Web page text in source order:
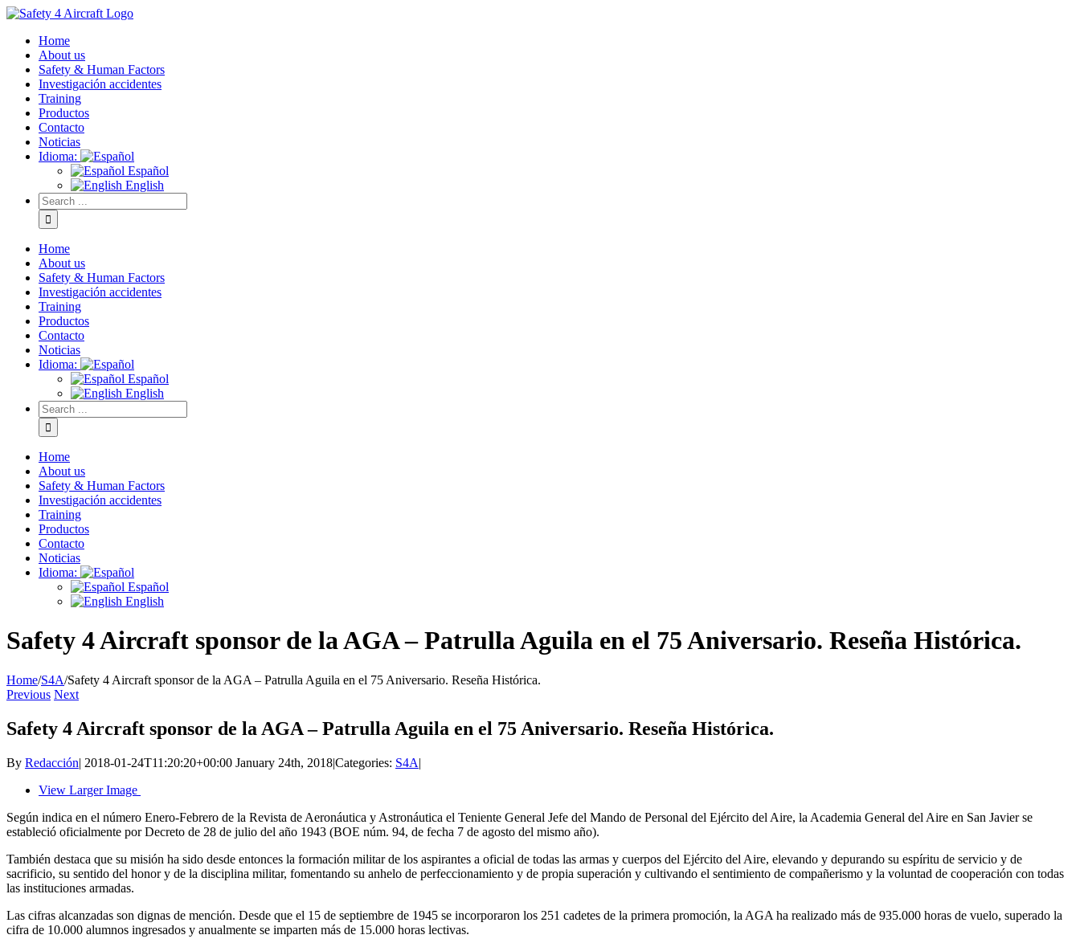
Home
About us
Safety & Human Factors
Investigación accidentes
Training
Productos
Contacto
Noticias
Idioma:
Español
English
Home
About us
Safety & Human Factors
Investigación accidentes
Training
Productos
Contacto
Noticias
Idioma:
Español
English
Home
About us
Safety & Human Factors
Investigación accidentes
Training
Productos
Contacto
Noticias
Idioma:
Español
English
Safety 4 Aircraft sponsor de la AGA – Patrulla Aguila en el 75 Aniversario. Reseña Histórica.
Home/S4A/Safety 4 Aircraft sponsor de la AGA – Patrulla Aguila en el 75 Aniversario. Reseña Histórica.
Previous Next
Safety 4 Aircraft sponsor de la AGA – Patrulla Aguila en el 75 Aniversario. Reseña Histórica.
By Redacción| 2018-01-24T11:20:20+00:00 January 24th, 2018|Categories: S4A|
View Larger Image
Según indica en el número Enero-Febrero de la Revista de Aeronáutica y Astronáutica el Teniente General Jefe del Mando de Personal del Ejército del Aire, la Academia General del Aire en San Javier se
estableció oficialmente por Decreto de 28 de julio del año 1943 (BOE núm. 94, de fecha 7 de agosto del mismo año).
También destaca que su misión ha sido desde entonces la formación militar de los aspirantes a oficial de todas las armas y cuerpos del Ejército del Aire, elevando y depurando su espíritu de servicio y de
sacrificio, su sentido del honor y de la disciplina militar, fomentando su anhelo de perfeccionamiento y de propia superación y cultivando el sentimiento de compañerismo y la voluntad de cooperación con todas
las instituciones armadas.
Las cifras alcanzadas son dignas de mención. Desde que el 15 de septiembre de 1945 se incorporaron los 251 cadetes de la primera promoción, la AGA ha realizado más de 935.000 horas de vuelo, superado la
cifra de 10.000 alumnos ingresados y anualmente se imparten más de 15.000 horas lectivas.